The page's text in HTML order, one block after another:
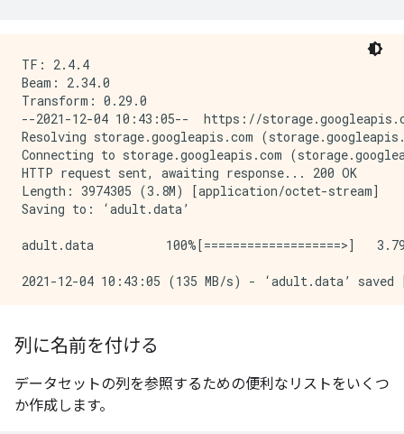
TF: 2.4.4
Beam: 2.34.0
Transform: 0.29.0
--2021-12-04 10:43:05--  https://
Resolving storage.googleapis.com
Connecting to storage.googleapis.com
HTTP request sent, awaiting response... 200 OK
Length: 3974305 (3.8M) [application/octet-stream]
Saving to: ‘adult.data’
adult.data          100%[===================>]
2021-12-04 10:43:05 (135 MB/s) - ‘adult.data’ saved
Resolving storage.googleapis.com
Connecting to storage.googleapis.com
Length: 2003153 (1.9M) [application/octet-stream]
Saving to: ‘adult.test’
列に名前を付ける
データセットの列を参照するための便利なリストをいくつ
か作成します。